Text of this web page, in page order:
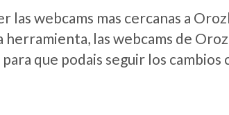
las webcams mas cercanas a
las webcams de
que podais seguir los cambios